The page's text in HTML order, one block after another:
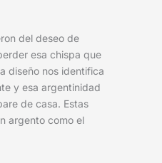
del deseo de
esa chispa que
diseño nos identifica
y esa argentinidad
de casa. Estas
argento como el